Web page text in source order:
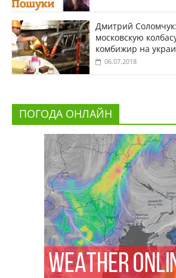
Дмитрий
московскую
комбижир на
06.07.2018
ПОГОДА ОНЛАЙН